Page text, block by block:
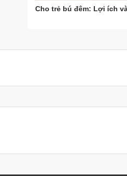
Cho trẻ bú đêm: Lợi ích